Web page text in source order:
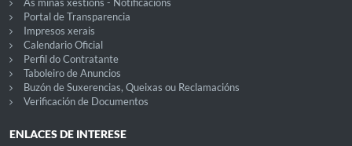
As miñas xestións - Notificacións
Portal de Transparencia
Impresos xerais
Calendario Oficial
Perfil do Contratante
Taboleiro de Anuncios
Buzón de Suxerencias, Queixas ou Reclamacións
Verificación de Documentos
ENLACES DE INTERESE